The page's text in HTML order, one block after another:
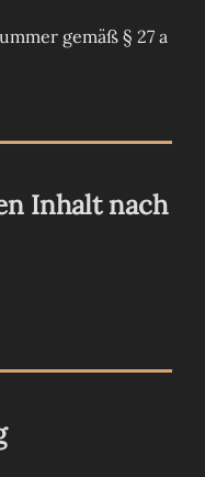
gemäß § 27 a
Inhalt nach